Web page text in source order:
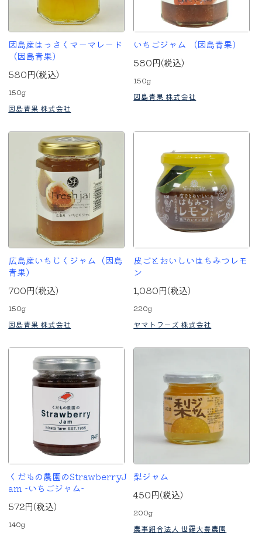
因島産はっさくマーマレード
（因島青果）
580円(税込)
150g
因島青果 株式会社
いちごジャム （因島青果）
580円(税込)
150g
因島青果 株式会社
広島産いちじくジャム（因島
青果）
700円(税込)
150g
因島青果 株式会社
皮ごとおいしいはちみつレモ
ン
1,080円(税込)
220g
ヤマトフーズ 株式会社
くだもの農園のStrawberryJ
am -いちごジャム-
572円(税込)
140g
梨ジャム
450円(税込)
200g
農事組合法人 世羅大豊農園